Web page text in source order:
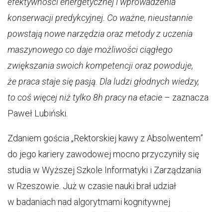
konserwacji predykcyjnej. Co ważne, nieustannie
powstają nowe narzędzia oraz metody z uczenia
maszynowego co daje możliwości ciągłego
zwiększania swoich kompetencji oraz powoduje,
że praca staje się pasją. Dla ludzi głodnych wiedzy,
to coś więcej niż tylko 8h pracy na etacie – zaznacza
Paweł Lubiński.
Zdaniem gościa „Rektorskiej kawy z Absolwentem”
do jego kariery zawodowej mocno przyczyniły się
studia w Wyższej Szkole Informatyki i Zarządzania
w Rzeszowie. Już w czasie nauki brał udział
w badaniach nad algorytmami kognitywnej